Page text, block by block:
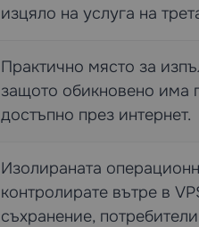
изцяло на услуга на
Практично място за
защото обикновено има
достъпно през интернет.
Изолираната
контролирате вътре в
съхранение,